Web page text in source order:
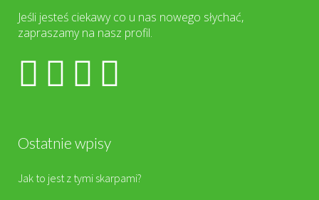
Jeśli jesteś ciekawy co u nas nowego słychać,
zapraszamy na nasz profil.
Ostatnie wpisy
Jak to jest z tymi skarpami?